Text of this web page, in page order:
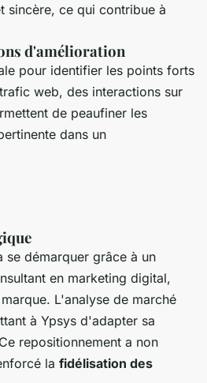
sincère, ce qui contribue à
d'amélioration
pour identifier les points forts
web, des interactions sur
de peaufiner les
dans un
se démarquer grâce à un
en marketing digital,
L'analyse de marché
à Ypsys d'adapter sa
repositionnement a non
la fidélisation des